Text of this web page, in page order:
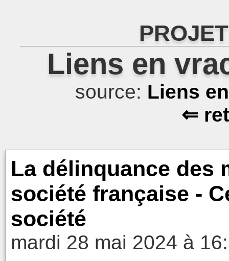
Liens en
source: Liens
⇐
La délinquance des
société française -
société
mardi 28 mai 2024 à